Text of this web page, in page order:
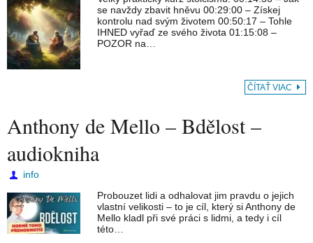
se navždy zbavit hněvu 00:29:00 – Získej
kontrolu nad svým životem 00:50:17 – Tohle
IHNED vyřaď ze svého života 01:15:08 –
POZOR na…
ČÍTAŤ VIAC
Anthony de Mello – Bdělost –
audiokniha
info
Probouzet lidi a odhalovat jim pravdu o jejich
vlastní velikosti – to je cíl, který si Anthony de
Mello kladl při své práci s lidmi, a tedy i cíl
této…